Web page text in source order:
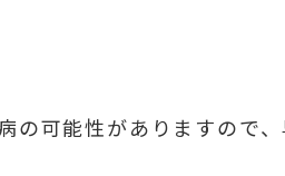
の可能性がありますので